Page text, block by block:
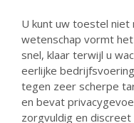
U kunt uw toestel niet
wetenschap vormt
snel, klaar terwijl u
eerlijke
tegen zeer scherpe
en bevat
zorgvuldig en discreet